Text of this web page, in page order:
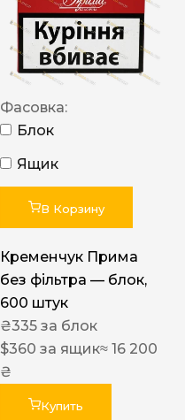
Фасовка:
Блок
Ящик
В Корзину
Кременчук Прима
без фільтра — блок,
600 штук
₴335 за блок
$360 за ящик≈ 16 200
₴
Купить